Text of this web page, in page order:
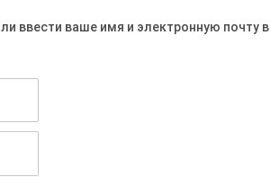
ввести ваше имя и электронную почту в